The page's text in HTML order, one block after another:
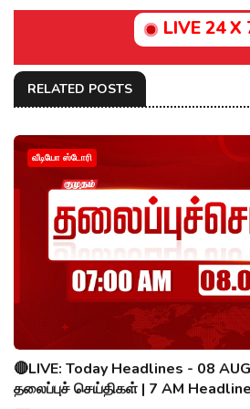
LIVE 24 X
RELATED POSTS
வீடியோ ஸ்டோரி
🔴LIVE: Today Headlines - 08
தலைப்புச் செய்திகள் | 7 AM